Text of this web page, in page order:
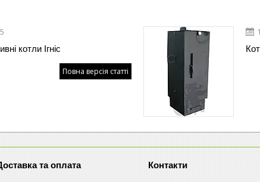
котли Ігніс
Повна версія статті
та оплата Контакти